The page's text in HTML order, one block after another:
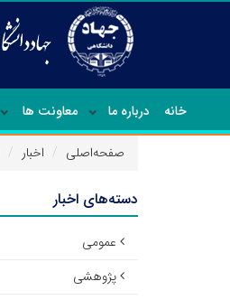
خانه درباره ما معاونت ها
صفحه‌اصلی اخبار
دسته‌های اخبار
عمومی
پژوهشی